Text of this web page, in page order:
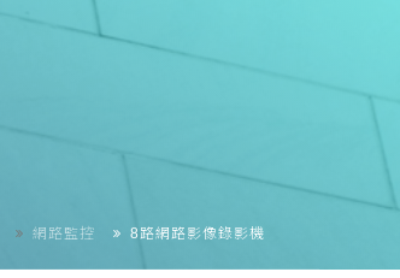
網路監控 8路網路影像錄影機